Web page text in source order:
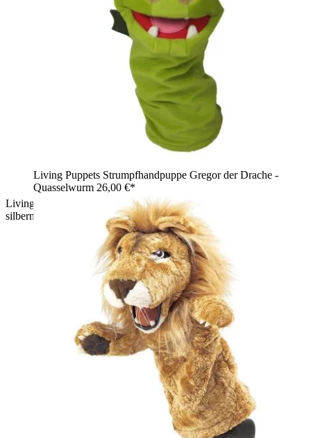
Living Puppets Handpuppe Einhorn Hörnchen in Rosa mit
silbernem Horn und flauschigen Hufen
Living Puppets Strumpfhandpuppe Gregor der Drache -
Quasselwurm 26,00 €*